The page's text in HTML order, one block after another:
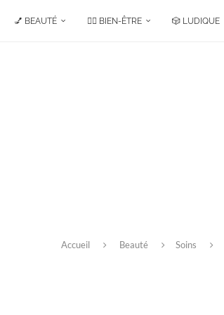
💅 BEAUTÉ 🧘‍♀️ BIEN-ÊTRE 🎲 LUDIQUE
Accueil Beauté Soins